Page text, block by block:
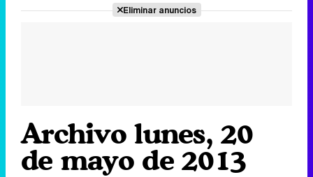
Eliminar anuncios
Archivo lunes, 20
de mayo de 2013